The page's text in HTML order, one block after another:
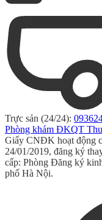
Trực sản (24/24):
Phòng khám ĐKQT
Giấy CNĐK hoạt động
24/01/2019, đăng ký
cấp: Phòng Đăng ký
phố Hà Nội.